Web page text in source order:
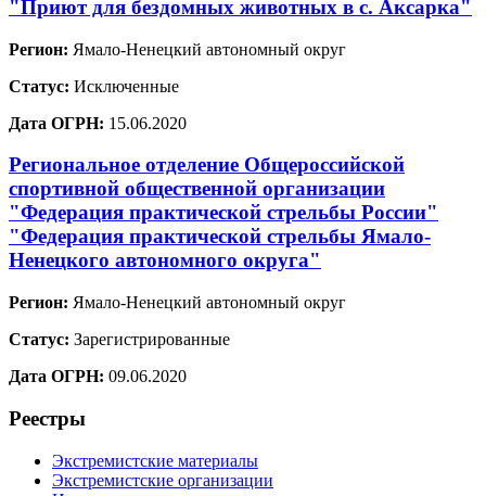
"Приют для бездомных животных в с. Аксарка"
Регион: Ямало-Ненецкий автономный округ
Статус: Исключенные
Дата ОГРН: 15.06.2020
Региональное отделение Общероссийской
спортивной общественной организации
"Федерация практической стрельбы России"
"Федерация практической стрельбы Ямало-
Ненецкого автономного округа"
Регион: Ямало-Ненецкий автономный округ
Статус: Зарегистрированные
Дата ОГРН: 09.06.2020
Реестры
Экстремистские материалы
Экстремистские организации